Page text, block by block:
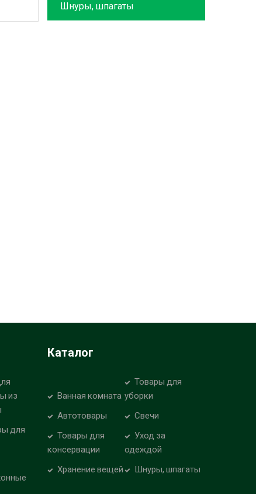
Шнуры, шпагаты
из
для
Каталог
Ванная комната
Товары для
уборки
Автотовары
Свечи
Товары для
консервации
Уход за
одеждой
Хранение вещей
Шнуры, шпагаты